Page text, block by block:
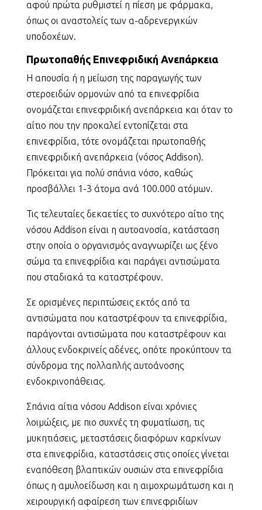
αφού πρώτα ρυθμιστεί η πίεση με φάρμακα,
όπως οι αναστολείς των α-αδρενεργικών
υποδοχέων.
Πρωτοπαθής Επινεφριδική Ανεπάρκεια
Η απουσία ή η μείωση της παραγωγής των
στεροειδών ορμονών από τα επινεφρίδια
ονομάζεται επινεφριδική ανεπάρκεια και όταν το
αίτιο που την προκαλεί εντοπίζεται στα
επινεφρίδια, τότε ονομάζεται πρωτοπαθής
επινεφριδική ανεπάρκεια (νόσος Addison).
Πρόκειται για πολύ σπάνια νόσο, καθώς
προσβάλλει 1-3 άτομα ανά 100.000 ατόμων.
Τις τελευταίες δεκαετίες το συχνότερο αίτιο της
νόσου Addison είναι η αυτοανοσία, κατάσταση
στην οποία ο οργανισμός αναγνωρίζει ως ξένο
σώμα τα επινεφρίδια και παράγει αντισώματα
που σταδιακά τα καταστρέφουν.
Σε ορισμένες περιπτώσεις εκτός από τα
αντισώματα που καταστρέφουν τα επινεφρίδια,
παράγονται αντισώματα που καταστρέφουν και
άλλους ενδοκρινείς αδένες, οπότε προκύπτουν τα
σύνδρομα της πολλαπλής αυτοάνοσης
ενδοκρινοπάθειας.
Σπάνια αίτια νόσου Addison είναι χρόνιες
λοιμώξεις, με πιο συχνές τη φυματίωση, τις
μυκητιάσεις, μεταστάσεις διαφόρων καρκίνων
στα επινεφρίδια, καταστάσεις στις οποίες γίνεται
εναπόθεση βλαπτικών ουσιών στα επινεφρίδια
όπως η αμυλοείδωση και η αιμοχρωμάτωση και η
χειρουργική αφαίρεση των επινεφριδίων